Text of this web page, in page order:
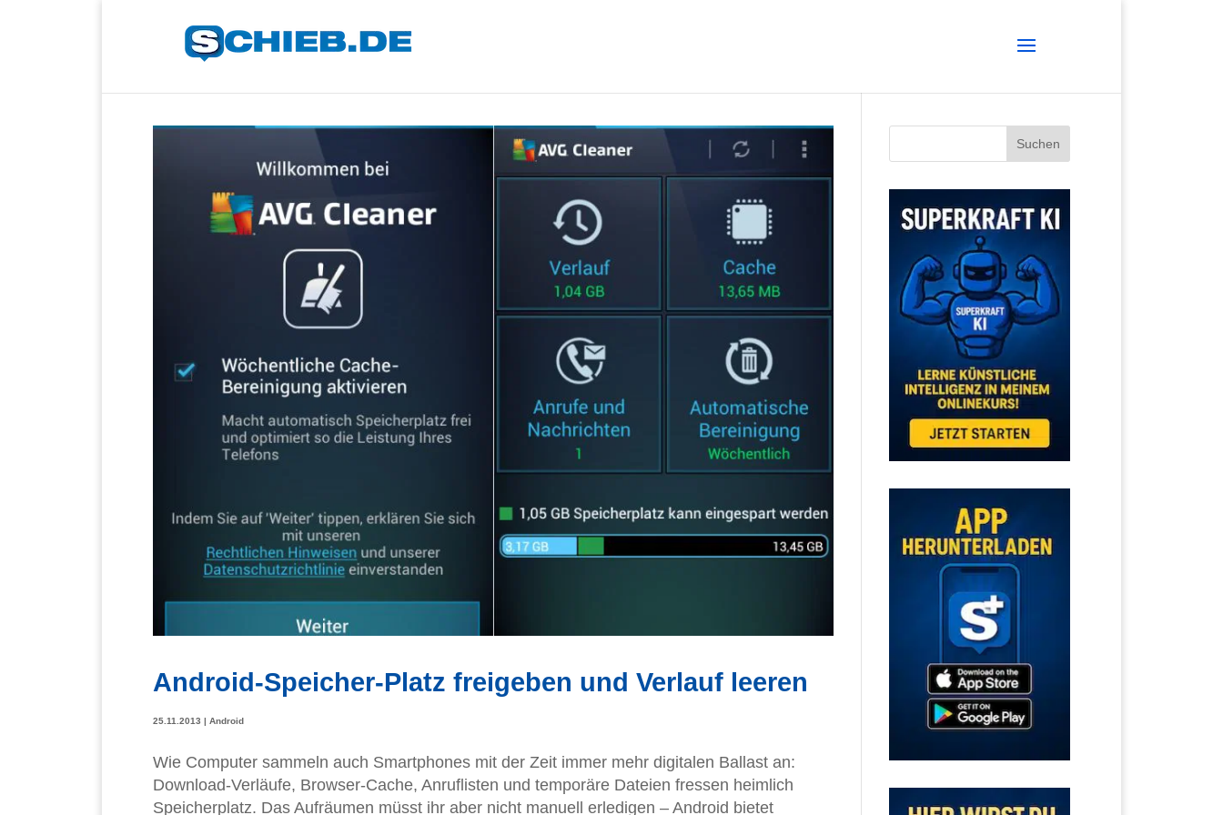
Android-Speicher-Platz freigeben und Verlauf leeren
25.11.2013 | Android
Wie Computer sammeln auch Smartphones mit der Zeit immer mehr digitalen Ballast an:
Download-Verläufe, Browser-Cache, Anruflisten und temporäre Dateien fressen heimlich
Speicherplatz. Das Aufräumen müsst ihr aber nicht manuell erledigen – Android bietet